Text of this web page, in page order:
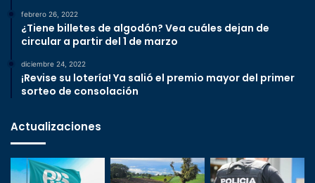
febrero 26, 2022
¿Tiene billetes de algodón? Vea cuáles dejan de
circular a partir del 1 de marzo
diciembre 24, 2022
¡Revise su lotería! Ya salió el premio mayor del primer
sorteo de consolación
Actualizaciones